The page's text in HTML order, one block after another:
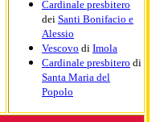
Cardinale presbitero
dei Santi Bonifacio e
Alessio
Vescovo di Imola
Cardinale presbitero di
Santa Maria del
Popolo